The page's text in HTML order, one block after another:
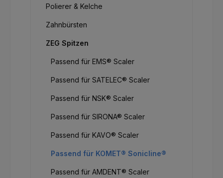
Polierer & Kelche
Zahnbürsten
ZEG Spitzen
Passend für EMS® Scaler
Passend für SATELEC® Scaler
Passend für NSK® Scaler
Passend für SIRONA® Scaler
Passend für KAVO® Scaler
Passend für KOMET® Sonicline®
Passend für AMDENT® Scaler